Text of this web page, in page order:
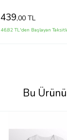
439,00 TL
46,82 TL'den Başlayan
Bu